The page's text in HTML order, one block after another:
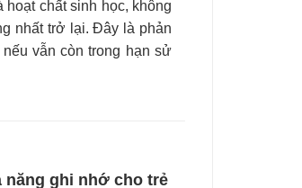
chất sinh học, không
nhất trở lại. Đây là phản
vẫn còn trong hạn sử
năng ghi nhớ cho trẻ